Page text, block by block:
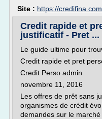
Site : https://credifina.com
Credit rapide et
justificatif - Pret ...
Le guide ultime pour
Credit rapide et pret
Credit Perso admin
novembre 11, 2016
Les offres de prêt sans
organismes de crédit
demandes sur le